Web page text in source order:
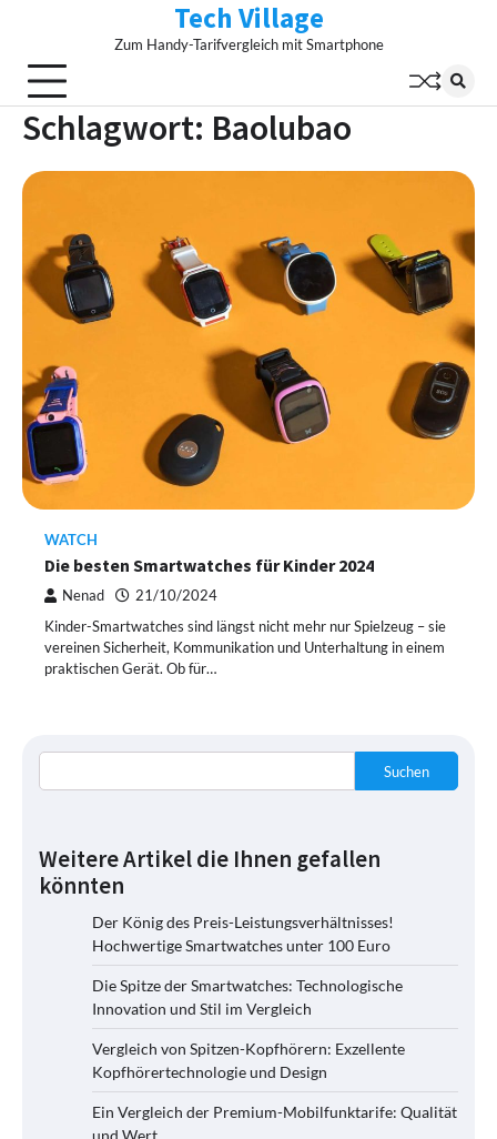
content
Tech Village
Zum Handy-Tarifvergleich mit Smartphone
Schlagwort: Baolubao
WATCH
Die besten Smartwatches für Kinder 2024
Nenad 21/10/2024
Kinder-Smartwatches sind längst nicht mehr nur Spielzeug – sie
vereinen Sicherheit, Kommunikation und Unterhaltung in einem
praktischen Gerät. Ob für…
Suchen
Weitere Artikel die Ihnen gefallen
könnten
Der König des Preis-Leistungsverhältnisses!
Hochwertige Smartwatches unter 100 Euro
Die Spitze der Smartwatches: Technologische
Innovation und Stil im Vergleich
Vergleich von Spitzen-Kopfhörern: Exzellente
Kopfhörertechnologie und Design
Ein Vergleich der Premium-Mobilfunktarife: Qualität